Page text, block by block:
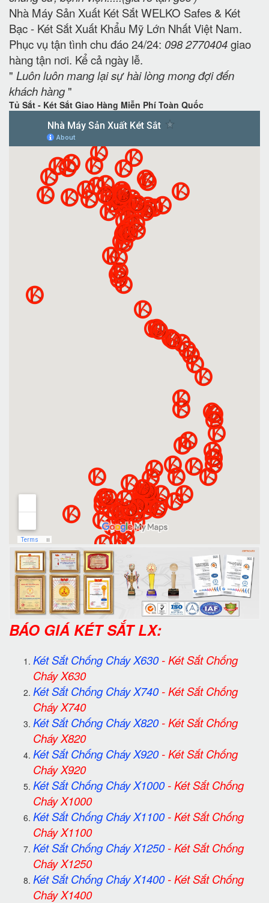
Nhà Máy Sản Xuất Két Sắt WELKO Safes & Két
Bạc - Két Sắt Xuất Khẩu Mỹ Lớn Nhất Việt Nam.
Phục vụ tận tình chu đáo 24/24: 098 2770404giao
hàng tận nơi. Kể cả ngày lễ.
" Luôn luôn mang lại sự hài lòng mong đợi đến
khách hàng"
Tủ Sắt - Két Sắt Giao Hàng Miễn Phí Toàn Quốc
BÁO GIÁ KÉT SẮT LX:
Két Sắt Chống Cháy X630-Két Sắt Chống
Cháy X630
Két Sắt Chống Cháy X740-Két Sắt Chống
Cháy X740
Két Sắt Chống Cháy X820-Két Sắt Chống
Cháy X820
Két Sắt Chống Cháy X920-Két Sắt Chống
Cháy X920
Két Sắt Chống Cháy X1000-Két Sắt Chống
Cháy X1000
Két Sắt Chống Cháy X1100-Két Sắt Chống
Cháy X1100
Két Sắt Chống Cháy X1250-Két Sắt Chống
Cháy X1250
Két Sắt Chống Cháy X1400-Két Sắt Chống
Cháy X1400